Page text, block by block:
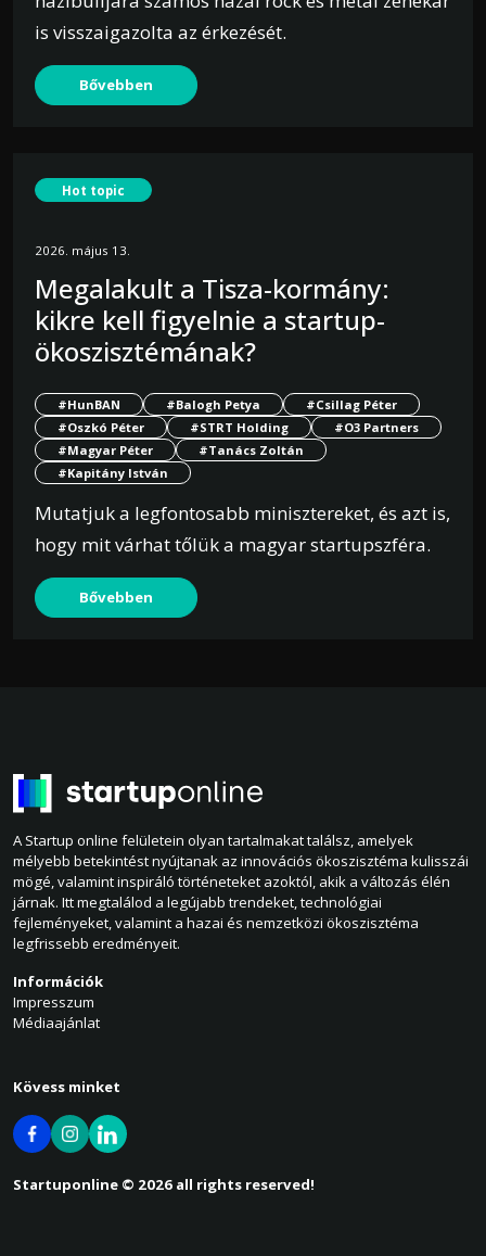
is visszaigazolta az érkezését.
Bővebben
Hot topic
2026. május 13.
Megalakult a Tisza-kormány:
kikre kell figyelnie a startup-
ökoszisztémának?
#HunBAN #Balogh Petya
#Csillag Péter
#Oszkó Péter
#STRT Holding
#O3 Partners
#Magyar Péter
#Tanács Zoltán
#Kapitány István
Mutatjuk a legfontosabb minisztereket, és azt is,
hogy mit várhat tőlük a magyar startupszféra.
Bővebben
A Startup online felületein olyan tartalmakat találsz, amelyek
mélyebb betekintést nyújtanak az innovációs ökoszisztéma kulisszái
mögé, valamint inspiráló történeteket azoktól, akik a változás élén
járnak. Itt megtalálod a legújabb trendeket, technológiai
fejleményeket, valamint a hazai és nemzetközi ökoszisztéma
legfrissebb eredményeit.
Információk
Impresszum
Médiaajánlat
Kövess minket
Startuponline © 2026 all rights reserved!